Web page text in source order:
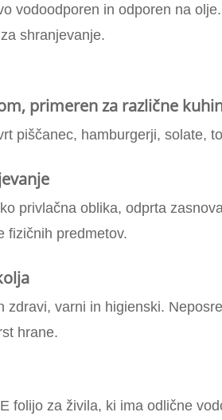
vodoodporen in odporen na
shranjevanje.
primeren za različne
piščanec, hamburgerji, solate,
privlačna oblika, odprta
fizičnih predmetov.
varni in higienski.
hrane.
folijo za živila, ki ima odlične